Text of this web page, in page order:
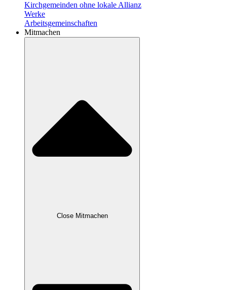
Kirchgemeinden ohne lokale Allianz
Werke
Arbeitsgemeinschaften
Mitmachen
Close Mitmachen